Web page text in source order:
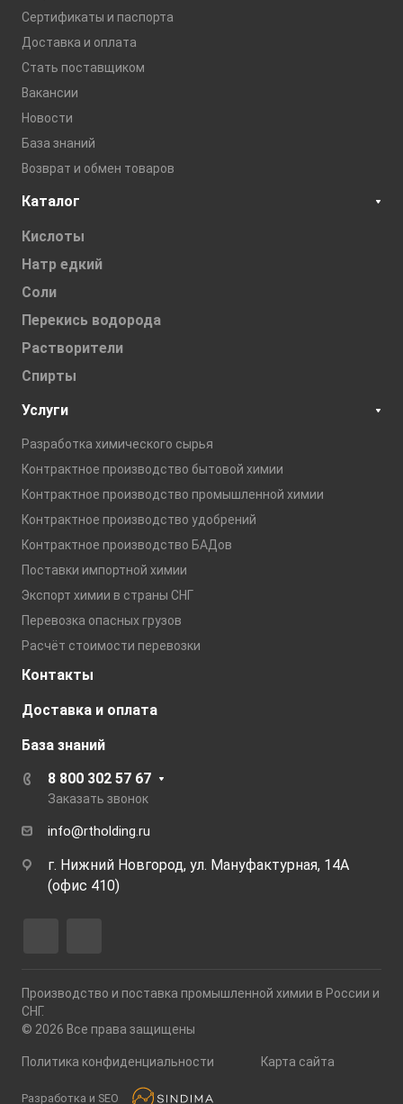
Сертификаты и паспорта
Доставка и оплата
Стать поставщиком
Вакансии
Новости
База знаний
Возврат и обмен товаров
Каталог
Кислоты
Натр едкий
Соли
Перекись водорода
Растворители
Спирты
Услуги
Разработка химического сырья
Контрактное производство бытовой химии
Контрактное производство промышленной химии
Контрактное производство удобрений
Контрактное производство БАДов
Поставки импортной химии
Экспорт химии в страны СНГ
Перевозка опасных грузов
Расчёт стоимости перевозки
Контакты
Доставка и оплата
База знаний
8 800 302 57 67
Заказать звонок
info@rtholding.ru
г. Нижний Новгород, ул. Мануфактурная, 14А
(офис 410)
Производство и поставка промышленной химии в России и
СНГ.
© 2026 Все права защищены
Политика конфиденциальности Карта сайта
Разработка и SEO